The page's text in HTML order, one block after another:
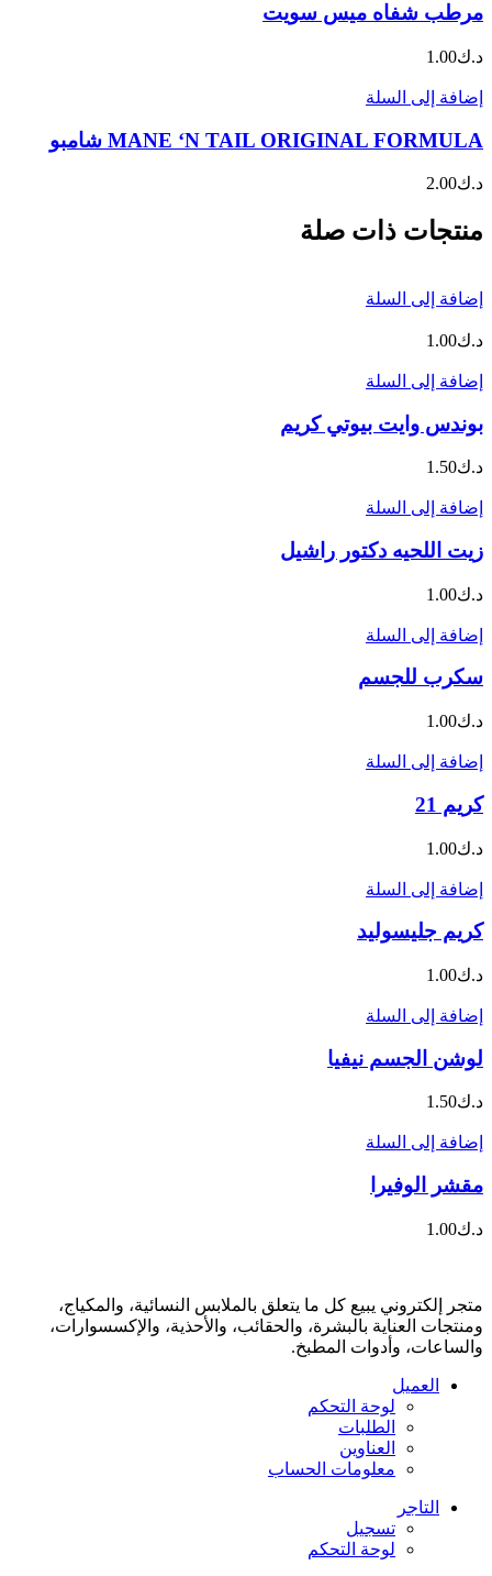
مرطب شفاه ميس سويت
د.ك1.00
إضافة إلى السلة
MANE ‘N TAIL ORIGINAL FORMULA شامبو
د.ك2.00
منتجات ذات صلة
إضافة إلى السلة
د.ك1.00
إضافة إلى السلة
بوندس وايت بيوتي كريم
د.ك1.50
إضافة إلى السلة
زيت اللحيه دكتور راشيل
د.ك1.00
إضافة إلى السلة
سكرب للجسم
د.ك1.00
إضافة إلى السلة
كريم 21
د.ك1.00
إضافة إلى السلة
كريم جليسوليد
د.ك1.00
إضافة إلى السلة
لوشن الجسم نيفيا
د.ك1.50
إضافة إلى السلة
مقشر الوفيرا
د.ك1.00
متجر إلكتروني يبيع كل ما يتعلق بالملابس النسائية، والمكياج،
ومنتجات العناية بالبشرة، والحقائب، والأحذية، والإكسسوارات،
والساعات، وأدوات المطبخ.
العميل
لوحة التحكم
الطلبات
العناوين
معلومات الحساب
التاجر
تسجيل
لوحة التحكم